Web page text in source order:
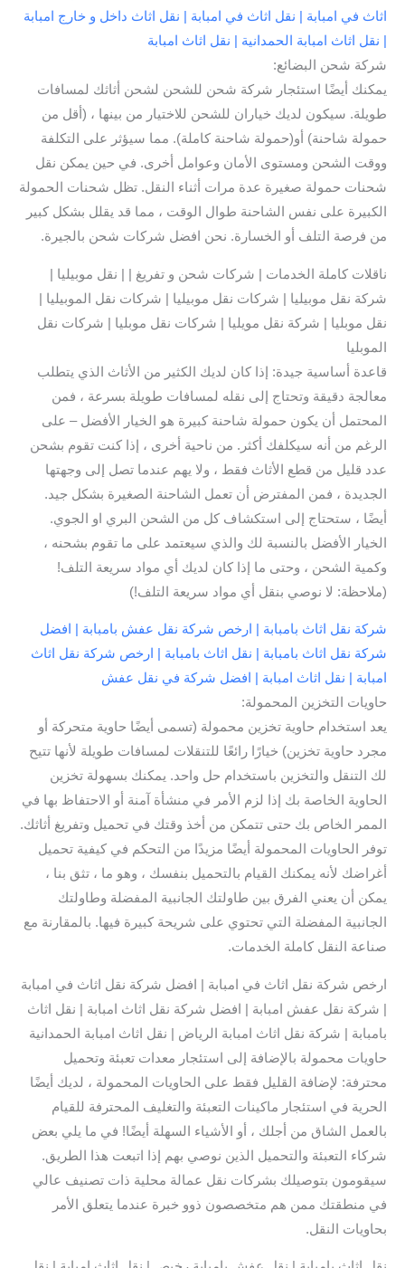
اثاث في امبابة | نقل اثاث في امبابة | نقل اثاث داخل و خارج امبابة
| نقل اثاث امبابة الحمدانية | نقل اثاث امبابة
شركة شحن البضائع:
يمكنك أيضًا استئجار شركة شحن للشحن لشحن أثاثك لمسافات
طويلة. سيكون لديك خياران للشحن للاختيار من بينها ، (أقل من
حمولة شاحنة) أو(حمولة شاحنة كاملة). مما سيؤثر على التكلفة
ووقت الشحن ومستوى الأمان وعوامل أخرى. في حين يمكن نقل
شحنات حمولة صغيرة عدة مرات أثناء النقل. تظل شحنات الحمولة
الكبيرة على نفس الشاحنة طوال الوقت ، مما قد يقلل بشكل كبير
من فرصة التلف أو الخسارة. نحن افضل شركات شحن بالجيرة.
ناقلات كاملة الخدمات | شركات شحن و تفريغ | | نقل موبيليا |
شركة نقل موبيليا | شركات نقل موبيليا | شركات نقل الموبيليا |
نقل موبليا | شركة نقل مويليا | شركات نقل موبليا | شركات نقل
الموبليا
قاعدة أساسية جيدة: إذا كان لديك الكثير من الأثاث الذي يتطلب
معالجة دقيقة وتحتاج إلى نقله لمسافات طويلة بسرعة ، فمن
المحتمل أن يكون حمولة شاحنة كبيرة هو الخيار الأفضل – على
الرغم من أنه سيكلفك أكثر. من ناحية أخرى ، إذا كنت تقوم بشحن
عدد قليل من قطع الأثاث فقط ، ولا يهم عندما تصل إلى وجهتها
الجديدة ، فمن المفترض أن تعمل الشاحنة الصغيرة بشكل جيد.
أيضًا ، ستحتاج إلى استكشاف كل من الشحن البري او الجوي.
الخيار الأفضل بالنسبة لك والذي سيعتمد على ما تقوم بشحنه ،
وكمية الشحن ، وحتى ما إذا كان لديك أي مواد سريعة التلف!
(ملاحظة: لا نوصي بنقل أي مواد سريعة التلف!)
شركة نقل اثاث بامبابة | ارخص شركة نقل عفش بامبابة | افضل
شركة نقل اثاث بامبابة | نقل اثاث بامبابة | ارخص شركة نقل اثاث
امبابة | نقل اثاث امبابة | افضل شركة في نقل عفش
حاويات التخزين المحمولة:
يعد استخدام حاوية تخزين محمولة (تسمى أيضًا حاوية متحركة أو
مجرد حاوية تخزين) خيارًا رائعًا للتنقلات لمسافات طويلة لأنها تتيح
لك التنقل والتخزين باستخدام حل واحد. يمكنك بسهولة تخزين
الحاوية الخاصة بك إذا لزم الأمر في منشأة آمنة أو الاحتفاظ بها في
الممر الخاص بك حتى تتمكن من أخذ وقتك في تحميل وتفريغ أثاثك.
توفر الحاويات المحمولة أيضًا مزيدًا من التحكم في كيفية تحميل
أغراضك لأنه يمكنك القيام بالتحميل بنفسك ، وهو ما ، تثق بنا ،
يمكن أن يعني الفرق بين طاولتك الجانبية المفضلة وطاولتك
الجانبية المفضلة التي تحتوي على شريحة كبيرة فيها. بالمقارنة مع
صناعة النقل كاملة الخدمات.
ارخص شركة نقل اثاث في امبابة | افضل شركة نقل اثاث في امبابة
| شركة نقل عفش امبابة | افضل شركة نقل اثاث امبابة | نقل اثاث
بامبابة | شركة نقل اثاث امبابة الرياض | نقل اثاث امبابة الحمدانية
حاويات محمولة بالإضافة إلى استئجار معدات تعبئة وتحميل
محترفة: لإضافة القليل فقط على الحاويات المحمولة ، لديك أيضًا
الحرية في استئجار ماكينات التعبئة والتغليف المحترفة للقيام
بالعمل الشاق من أجلك ، أو الأشياء السهلة أيضًا! في ما يلي بعض
شركاء التعبئة والتحميل الذين نوصي بهم إذا اتبعت هذا الطريق.
سيقومون بتوصيلك بشركات نقل عمالة محلية ذات تصنيف عالي
في منطقتك ممن هم متخصصون ذوو خبرة عندما يتعلق الأمر
بحاويات النقل.